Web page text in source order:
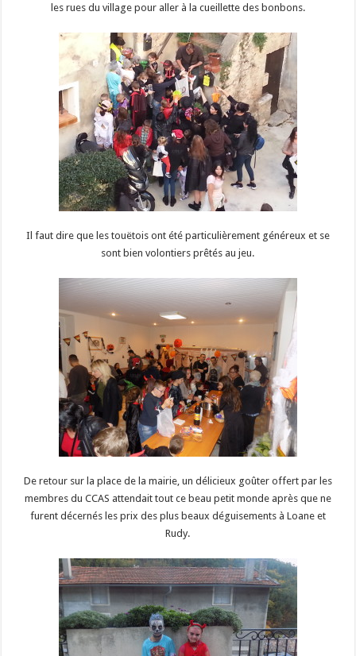
les rues du village pour aller à la cueillette des bonbons.
Il faut dire que les touëtois ont été particulièrement généreux et se
sont bien volontiers prêtés au jeu.
De retour sur la place de la mairie, un délicieux goûter offert par les
membres du CCAS attendait tout ce beau petit monde après que ne
furent décernés les prix des plus beaux déguisements à Loane et
Rudy.